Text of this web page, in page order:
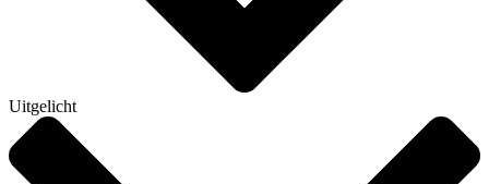
Uitgelicht